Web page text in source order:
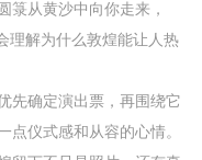
箓从黄沙中向你走来，
理解为什么敦煌能让人热
先确定演出票，再围绕它
点仪式感和从容的心情。